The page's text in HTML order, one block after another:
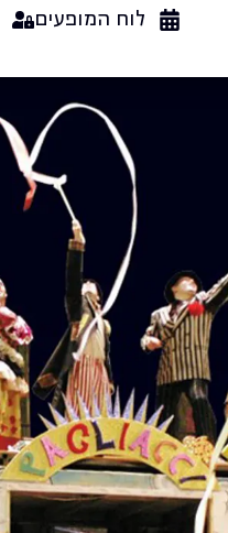
לוח המופעים